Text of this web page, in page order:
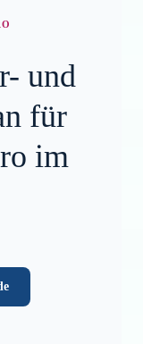
und
für
im